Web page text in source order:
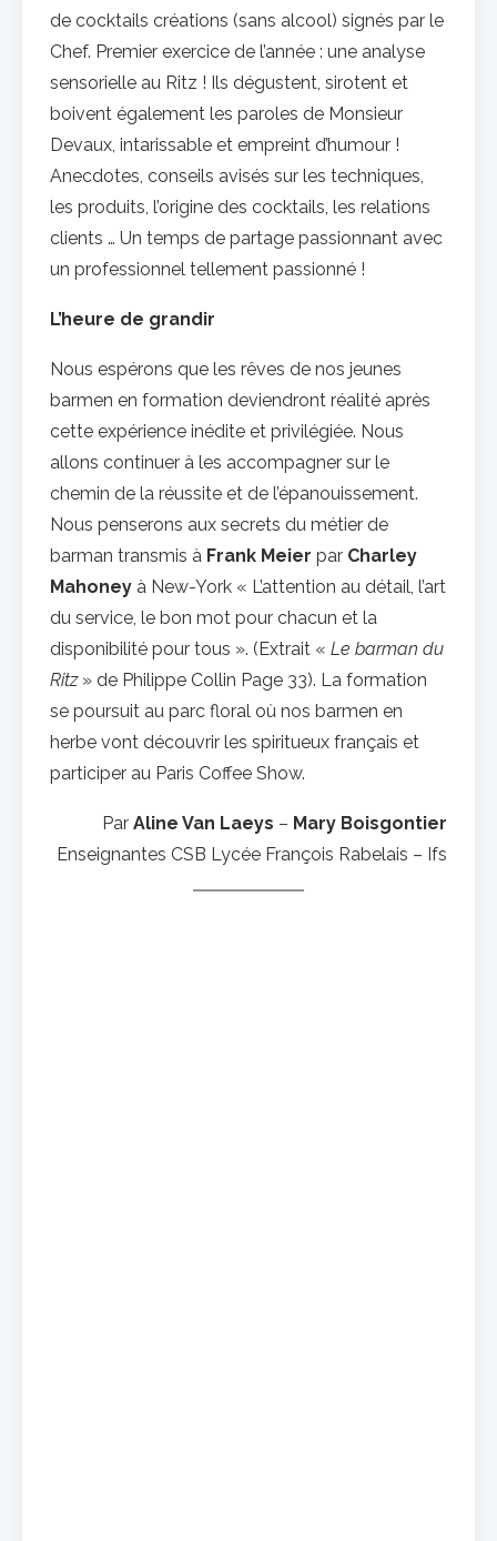
de cocktails créations (sans alcool) signés par le
Chef. Premier exercice de l’année : une analyse
sensorielle au Ritz ! Ils dégustent, sirotent et
boivent également les paroles de Monsieur
Devaux, intarissable et empreint d’humour !
Anecdotes, conseils avisés sur les techniques,
les produits, l’origine des cocktails, les relations
clients … Un temps de partage passionnant avec
un professionnel tellement passionné !
L’heure de grandir
Nous espérons que les rêves de nos jeunes
barmen en formation deviendront réalité après
cette expérience inédite et privilégiée. Nous
allons continuer à les accompagner sur le
chemin de la réussite et de l’épanouissement.
Nous penserons aux secrets du métier de
barman transmis à Frank Meier par Charley
Mahoney à New-York « L’attention au détail, l’art
du service, le bon mot pour chacun et la
disponibilité pour tous ». (Extrait « Le barman du
Ritz» de Philippe Collin Page 33). La formation
se poursuit au parc floral où nos barmen en
herbe vont découvrir les spiritueux français et
participer au Paris Coffee Show.
Par Aline Van Laeys – Mary Boisgontier
Enseignantes CSB Lycée François Rabelais – Ifs